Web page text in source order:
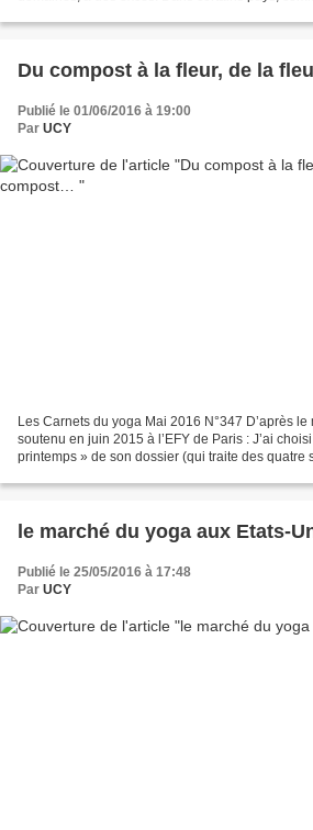
Du compost à la fleur, de la
Publié le 01/06/2016 à 19:00
Par UCY
Les Carnets du yoga Mai 2016 N°347 D’après
soutenu en juin 2015 à l’EFY de Paris : J’ai
printemps » de son dossier (qui traite des quatre
le marché du yoga aux Etats-
Publié le 25/05/2016 à 17:48
Par UCY